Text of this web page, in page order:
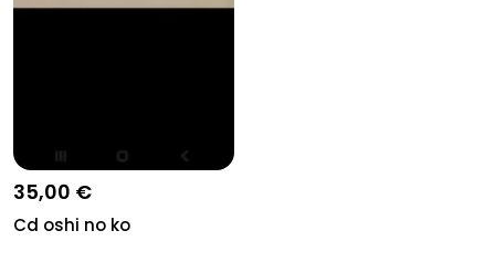
35,00 €
Cd oshi no ko